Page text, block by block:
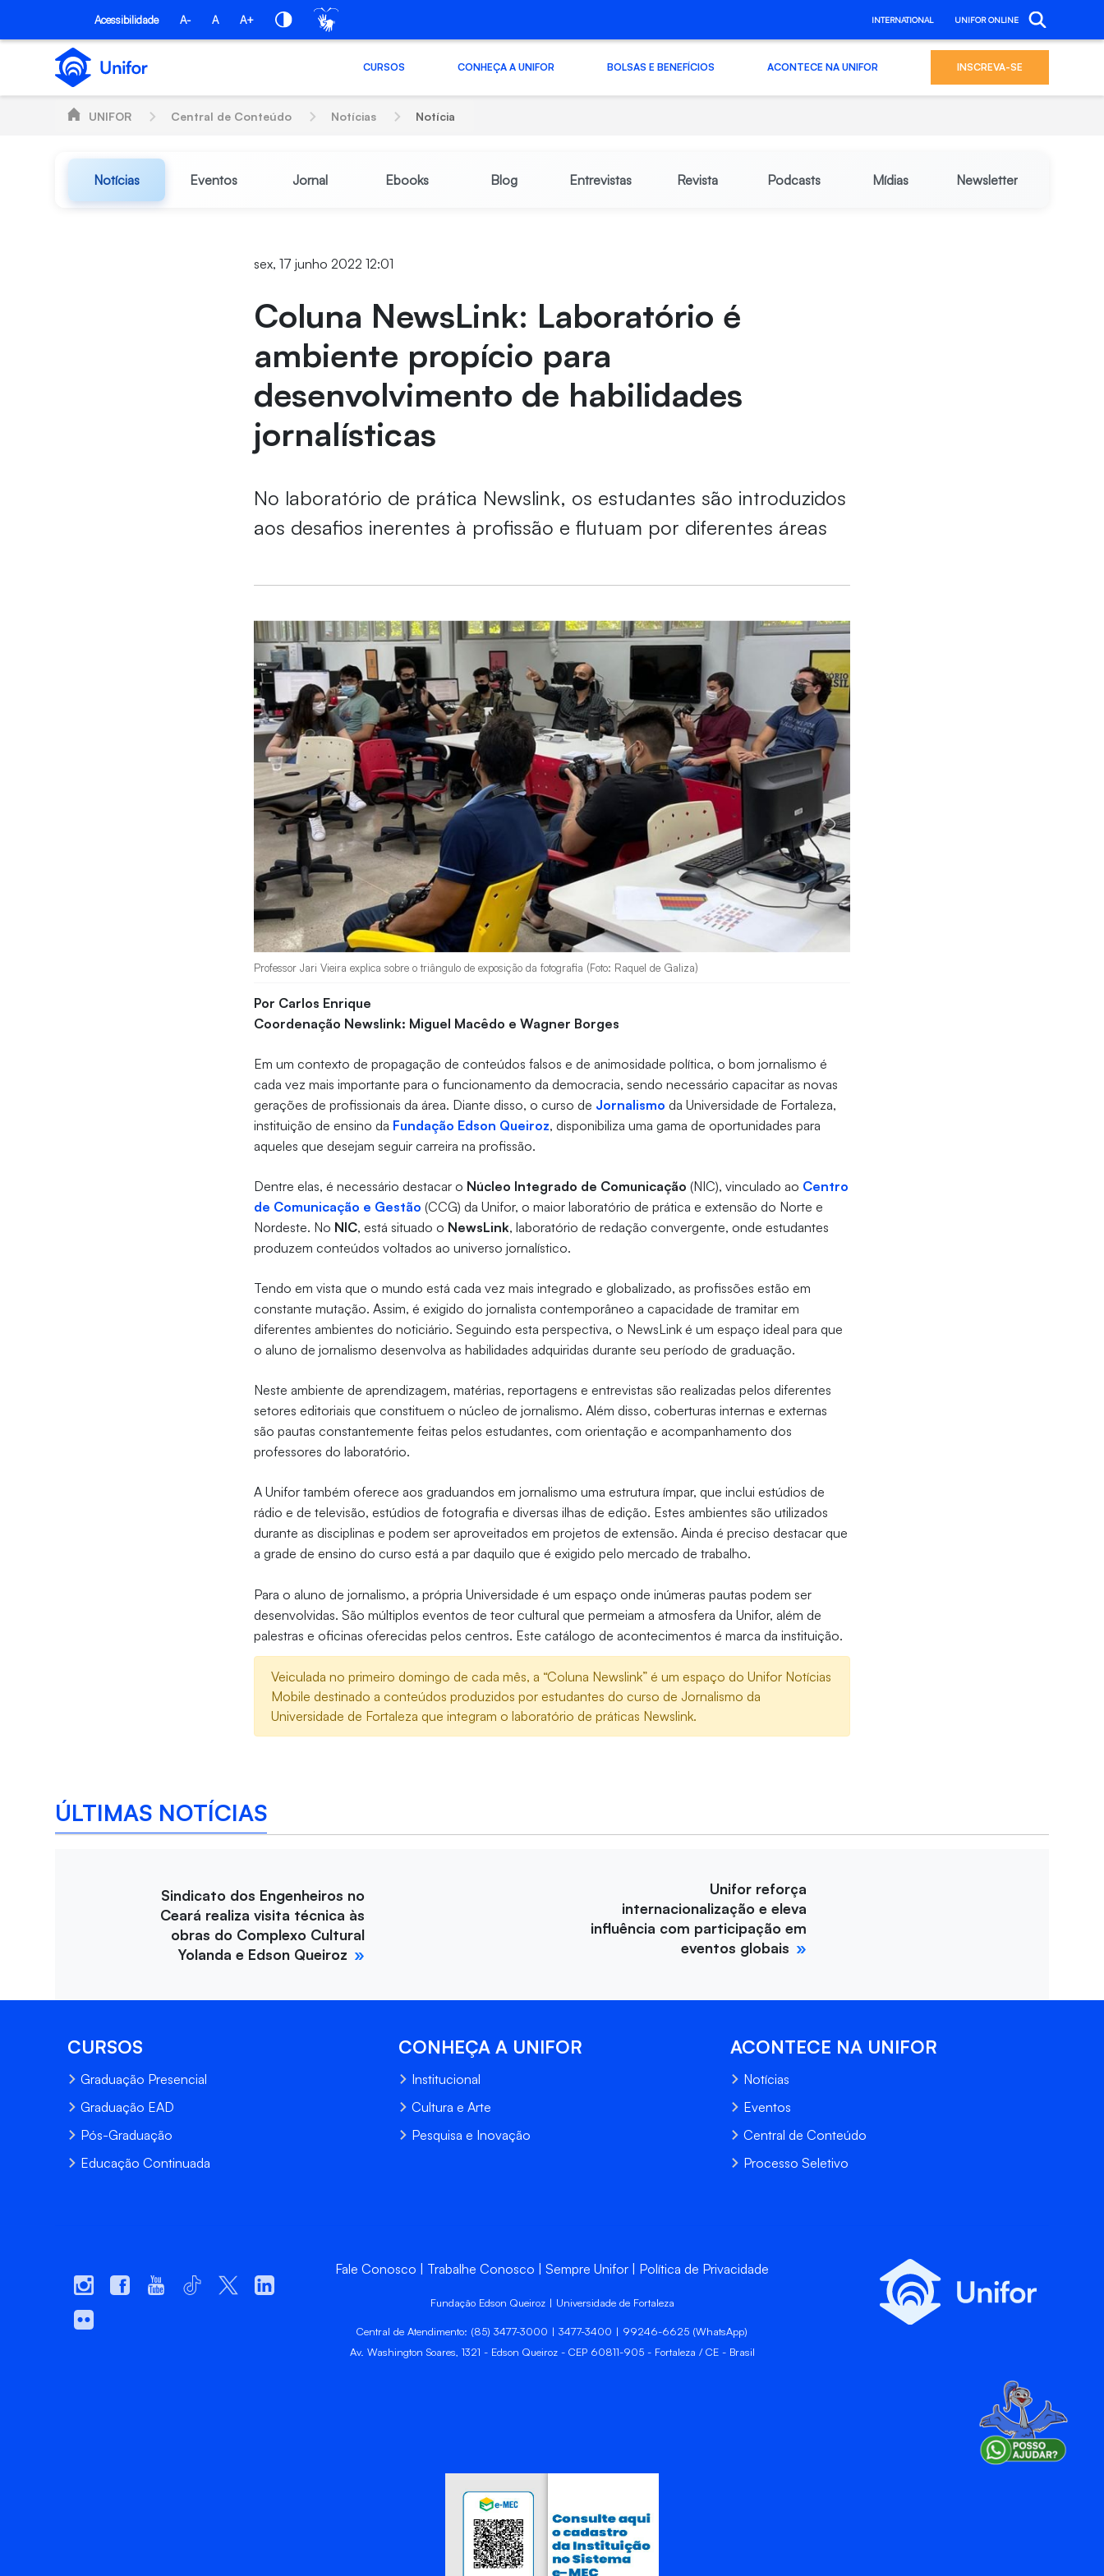
Pular para o Conteúdo principal
Acessibilidade A- A A+ INTERNATIONAL UNIFOR ONLINE
CURSOS CONHEÇA A UNIFOR BOLSAS E BENEFÍCIOS ACONTECE NA UNIFOR INSCREVA-SE
UNIFOR Central de Conteúdo Notícias Notícia
Notícias Eventos Jornal Ebooks Blog Entrevistas Revista Podcasts Mídias Newsletter
sex, 17 junho 2022 12:01
Coluna NewsLink: Laboratório é
ambiente propício para
desenvolvimento de habilidades
jornalísticas
No laboratório de prática Newslink, os estudantes são introduzidos
aos desafios inerentes à profissão e flutuam por diferentes áreas
Professor Jari Vieira explica sobre o triângulo de exposição da fotografia (Foto: Raquel de Galiza)
Por Carlos Enrique
Coordenação Newslink: Miguel Macêdo e Wagner Borges
Em um contexto de propagação de conteúdos falsos e de animosidade política, o bom jornalismo é
cada vez mais importante para o funcionamento da democracia, sendo necessário capacitar as novas
gerações de profissionais da área. Diante disso, o curso de Jornalismo da Universidade de Fortaleza,
instituição de ensino da Fundação Edson Queiroz, disponibiliza uma gama de oportunidades para
aqueles que desejam seguir carreira na profissão.
Dentre elas, é necessário destacar o Núcleo Integrado de Comunicação(NIC), vinculado ao Centro
de Comunicação e Gestão (CCG) da Unifor, o maior laboratório de prática e extensão do Norte e
Nordeste. No NIC, está situado o NewsLink, laboratório de redação convergente, onde estudantes
produzem conteúdos voltados ao universo jornalístico.
Tendo em vista que o mundo está cada vez mais integrado e globalizado, as profissões estão em
constante mutação. Assim, é exigido do jornalista contemporâneo a capacidade de tramitar em
diferentes ambientes do noticiário. Seguindo esta perspectiva, o NewsLink é um espaço ideal para que
o aluno de jornalismo desenvolva as habilidades adquiridas durante seu período de graduação.
Neste ambiente de aprendizagem, matérias, reportagens e entrevistas são realizadas pelos diferentes
setores editoriais que constituem o núcleo de jornalismo. Além disso, coberturas internas e externas
são pautas constantemente feitas pelos estudantes, com orientação e acompanhamento dos
professores do laboratório.
A Unifor também oferece aos graduandos em jornalismo uma estrutura ímpar, que inclui estúdios de
rádio e de televisão, estúdios de fotografia e diversas ilhas de edição. Estes ambientes são utilizados
durante as disciplinas e podem ser aproveitados em projetos de extensão. Ainda é preciso destacar que
a grade de ensino do curso está a par daquilo que é exigido pelo mercado de trabalho.
Para o aluno de jornalismo, a própria Universidade é um espaço onde inúmeras pautas podem ser
desenvolvidas. São múltiplos eventos de teor cultural que permeiam a atmosfera da Unifor, além de
palestras e oficinas oferecidas pelos centros. Este catálogo de acontecimentos é marca da instituição.
Veiculada no primeiro domingo de cada mês, a “Coluna Newslink” é um espaço do Unifor Notícias
Mobile destinado a conteúdos produzidos por estudantes do curso de Jornalismo da
Universidade de Fortaleza que integram o laboratório de práticas Newslink.
ÚLTIMAS NOTÍCIAS
Sindicato dos Engenheiros no
Ceará realiza visita técnica às
obras do Complexo Cultural
Yolanda e Edson Queiroz
Unifor reforça
internacionalização e eleva
influência com participação em
eventos globais
CURSOS
Graduação Presencial
Graduação EAD
Pós-Graduação
Educação Continuada
CONHEÇA A UNIFOR
Institucional
Cultura e Arte
Pesquisa e Inovação
ACONTECE NA UNIFOR
Notícias
Eventos
Central de Conteúdo
Processo Seletivo
Fale Conosco Trabalhe Conosco Sempre Unifor Política de Privacidade
Fundação Edson Queiroz | Universidade de Fortaleza
Central de Atendimento: (85) 3477-3000 | 3477-3400 | 99246-6625 (WhatsApp)
Av. Washington Soares, 1321 - Edson Queiroz - CEP 60811-905 - Fortaleza / CE - Brasil